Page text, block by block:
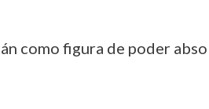
como figura de poder